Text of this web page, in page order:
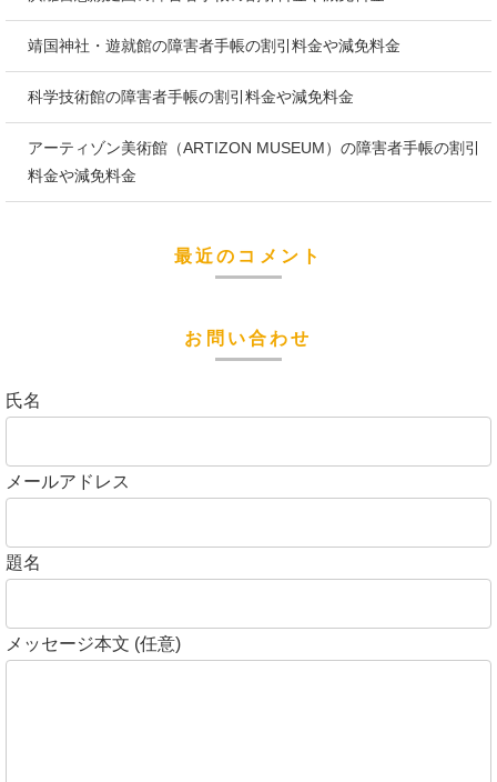
靖国神社・遊就館の障害者手帳の割引料金や減免料金
科学技術館の障害者手帳の割引料金や減免料金
アーティゾン美術館（ARTIZON MUSEUM）の障害者手帳の割引
料金や減免料金
最近のコメント
お問い合わせ
氏名
メールアドレス
題名
メッセージ本文 (任意)